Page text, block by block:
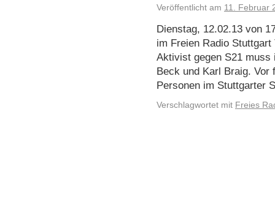
Veröffentlicht am 11. Februar
Dienstag, 12.02.13 von
im Freien Radio
Aktivist gegen S21
Beck und Karl Braig.
Personen im Stuttgarter
Verschlagwortet mit Freies